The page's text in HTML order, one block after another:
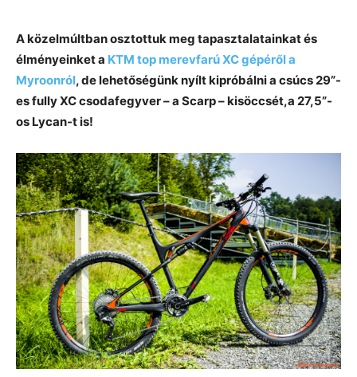
A közelmúltban osztottuk meg tapasztalatainkat és
élményeinket a KTM top merevfarú XC gépéről a
Myroonról, de lehetőségünk nyílt kipróbálni a csúcs 29”-
es fully XC csodafegyver – a Scarp – kisöccsét,a 27,5”-
os Lycan-t is!